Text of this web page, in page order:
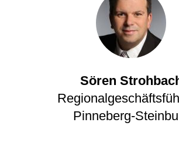
Sören
Pinneberg-